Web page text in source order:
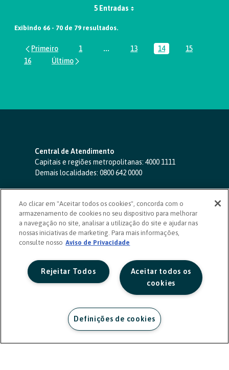
5 Entradas
Exibindo 66 - 70 de 79 resultados.
Página
1 ...Páginas intermediárias Usar ABA
Página
13 Página
14 Página
15
Página
16
Central de Atendimento
Capitais e regiões metropolitanas: 4000 1111
Demais localidades: 0800 642 0000
SAC 24 horas-0800 724 4420
Ouvidoria
0800 725 0996
(de segunda a sexta, das 8h às 20h)
ouvidoriasicoob.com.br
Deficientes auditivos ou de fala
Ao clicar em "Aceitar todos os cookies", concorda com o
armazenamento de cookies no seu dispositivo para melhorar
a navegação no site, analisar a utilização do site e ajudar nas
nossas iniciativas de marketing. Para mais informações,
consulte nosso Aviso de Privacidade
Aceitar todos os
cookies
Rejeitar Todos
Definições de cookies